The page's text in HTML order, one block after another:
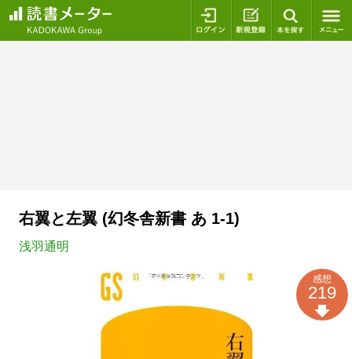
ログイン 新規登録
右翼と左翼 (幻冬舎新書 あ 1-1)
浅羽通明
感想
219